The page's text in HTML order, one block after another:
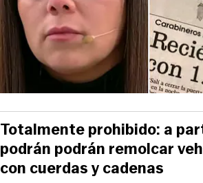
Totalmente prohibido: a
podrán podrán remolcar
con cuerdas y cadenas